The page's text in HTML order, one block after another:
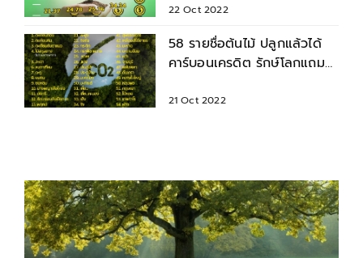
22 Oct 2022
58 รายชื่อต้นไม้ ปลูกแล้วได้
คาร์บอนเครดิต รักษ์โลกแถม
21 Oct 2022